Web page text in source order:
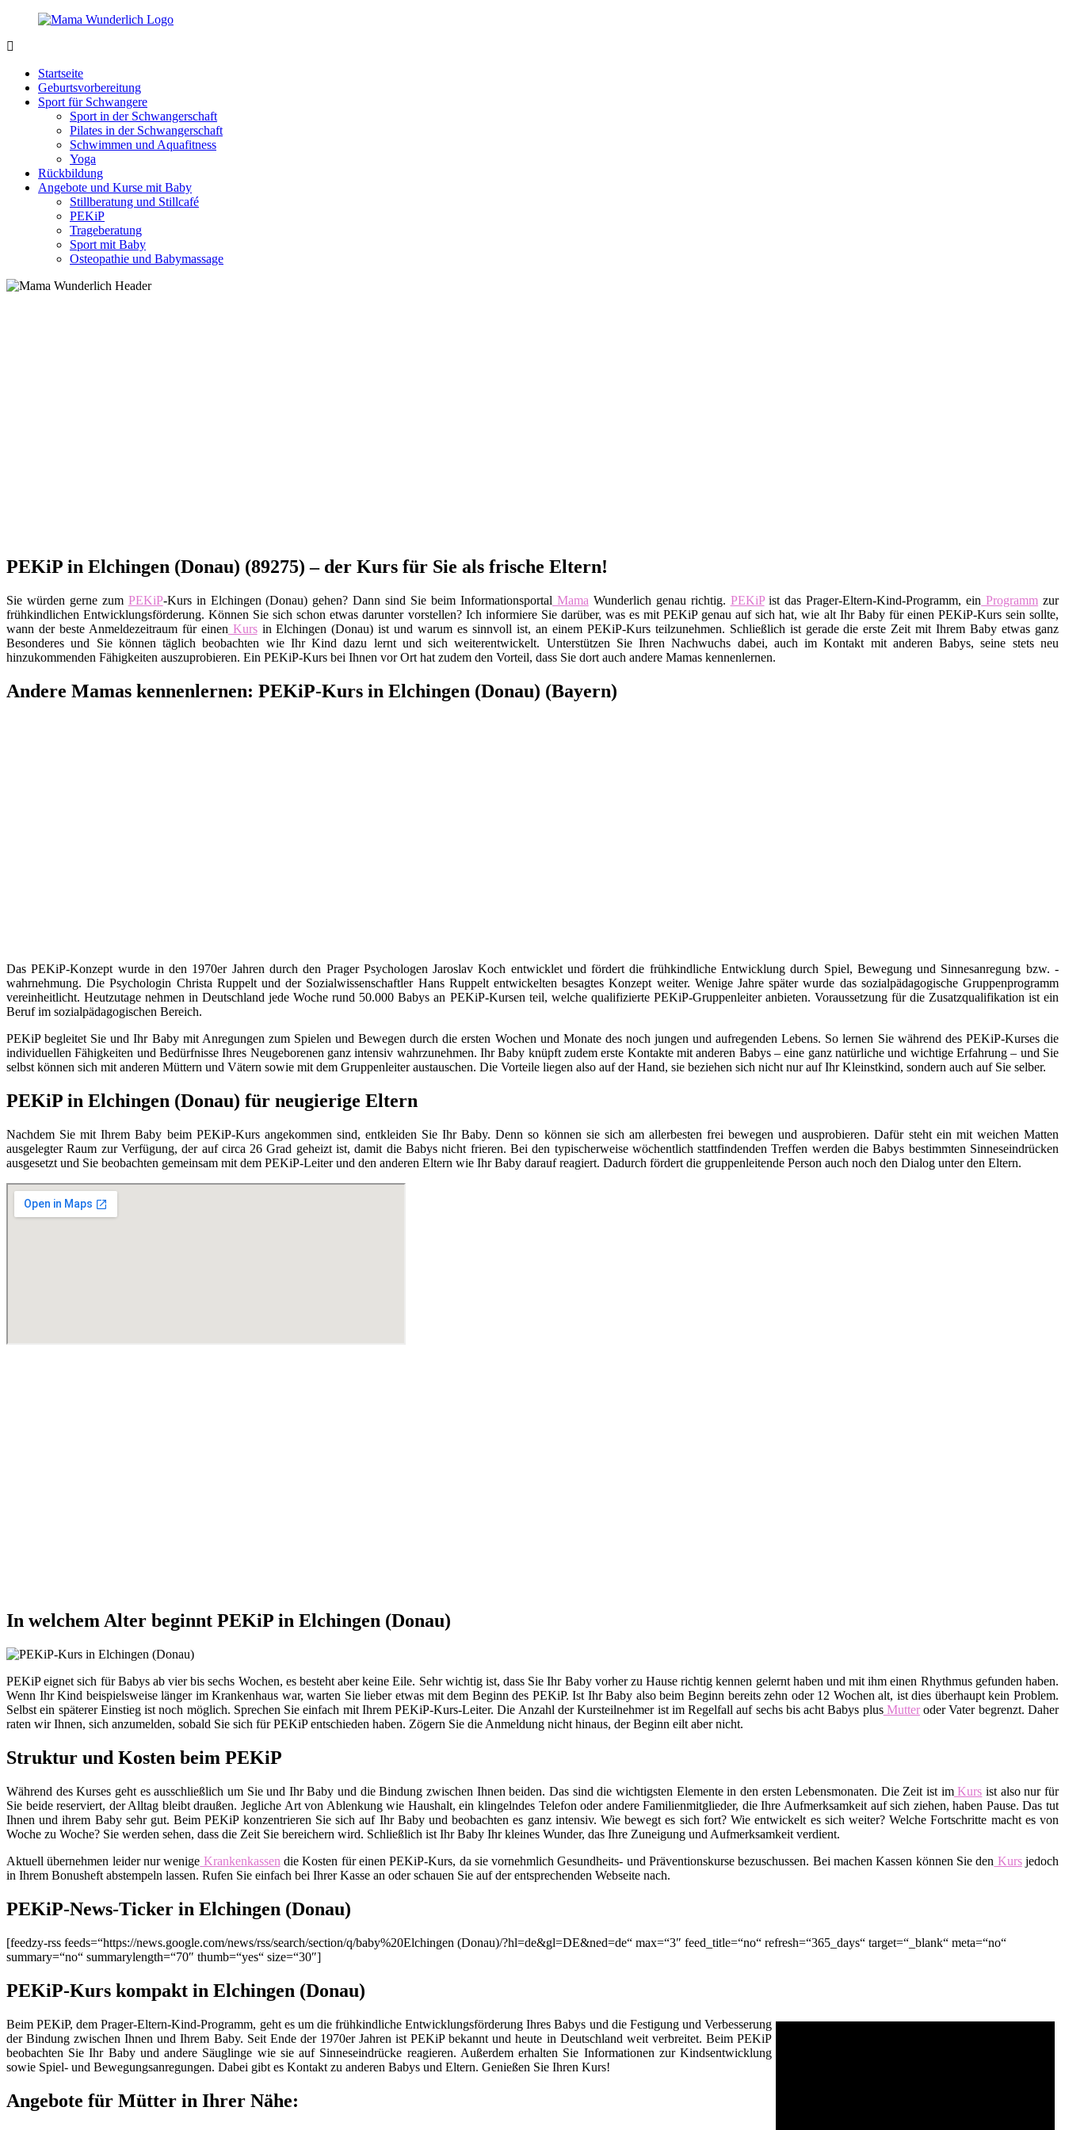
Zurück
Inhalt
sein
wunderbar!
Startseite
Geburtsvorbereitung
Sport für Schwangere
Sport in der Schwangerschaft
Pilates in der Schwangerschaft
Schwimmen und Aquafitness
Yoga
Rückbildung
Angebote und Kurse mit Baby
Stillberatung und Stillcafé
PEKiP
Trageberatung
Sport mit Baby
Osteopathie und Babymassage
PEKiP in Elchingen (Donau) (89275) – der Kurs für Sie als frische Eltern!
Sie würden gerne zum PEKiP-Kurs in Elchingen (Donau) gehen? Dann sind Sie beim Informationsportal Mama Wunderlich genau richtig. PEKiPist das Prager-Eltern-Kind-Programm, ein Programm zur
frühkindlichen Entwicklungsförderung. Können Sie sich schon etwas darunter vorstellen? Ich informiere Sie darüber, was es mit PEKiP genau auf sich hat, wie alt Ihr Baby für einen PEKiP-Kurs sein sollte,
wann der beste Anmeldezeitraum für einen Kursin Elchingen (Donau) ist und warum es sinnvoll ist, an einem PEKiP-Kurs teilzunehmen. Schließlich ist gerade die erste Zeit mit Ihrem Baby etwas ganz
Besonderes und Sie können täglich beobachten wie Ihr Kind dazu lernt und sich weiterentwickelt. Unterstützen Sie Ihren Nachwuchs dabei, auch im Kontakt mit anderen Babys, seine stets neu
hinzukommenden Fähigkeiten auszuprobieren. Ein PEKiP-Kurs bei Ihnen vor Ort hat zudem den Vorteil, dass Sie dort auch andere Mamas kennenlernen.
Andere Mamas kennenlernen: PEKiP-Kurs in Elchingen (Donau) (Bayern)
Das PEKiP-Konzept wurde in den 1970er Jahren durch den Prager Psychologen Jaroslav Koch entwicklet und fördert die frühkindliche Entwicklung durch Spiel, Bewegung und Sinnesanregung bzw. -
wahrnehmung. Die Psychologin Christa Ruppelt und der Sozialwissenschaftler Hans Ruppelt entwickelten besagtes Konzept weiter. Wenige Jahre später wurde das sozialpädagogische Gruppenprogramm
vereinheitlicht. Heutzutage nehmen in Deutschland jede Woche rund 50.000 Babys an PEKiP-Kursen teil, welche qualifizierte PEKiP-Gruppenleiter anbieten. Voraussetzung für die Zusatzqualifikation ist ein
Beruf im sozialpädagogischen Bereich.
PEKiP begleitet Sie und Ihr Baby mit Anregungen zum Spielen und Bewegen durch die ersten Wochen und Monate des noch jungen und aufregenden Lebens. So lernen Sie während des PEKiP-Kurses die
individuellen Fähigkeiten und Bedürfnisse Ihres Neugeborenen ganz intensiv wahrzunehmen. Ihr Baby knüpft zudem erste Kontakte mit anderen Babys – eine ganz natürliche und wichtige Erfahrung – und Sie
selbst können sich mit anderen Müttern und Vätern sowie mit dem Gruppenleiter austauschen. Die Vorteile liegen also auf der Hand, sie beziehen sich nicht nur auf Ihr Kleinstkind, sondern auch auf Sie selber.
PEKiP in Elchingen (Donau) für neugierige Eltern
Nachdem Sie mit Ihrem Baby beim PEKiP-Kurs angekommen sind, entkleiden Sie Ihr Baby. Denn so können sie sich am allerbesten frei bewegen und ausprobieren. Dafür steht ein mit weichen Matten
ausgelegter Raum zur Verfügung, der auf circa 26 Grad geheizt ist, damit die Babys nicht frieren. Bei den typischerweise wöchentlich stattfindenden Treffen werden die Babys bestimmten Sinneseindrücken
ausgesetzt und Sie beobachten gemeinsam mit dem PEKiP-Leiter und den anderen Eltern wie Ihr Baby darauf reagiert. Dadurch fördert die gruppenleitende Person auch noch den Dialog unter den Eltern.
In welchem Alter beginnt PEKiP in Elchingen (Donau)
PEKiP eignet sich für Babys ab vier bis sechs Wochen, es besteht aber keine Eile. Sehr wichtig ist, dass Sie Ihr Baby vorher zu Hause richtig kennen gelernt haben und mit ihm einen Rhythmus gefunden haben.
Wenn Ihr Kind beispielsweise länger im Krankenhaus war, warten Sie lieber etwas mit dem Beginn des PEKiP. Ist Ihr Baby also beim Beginn bereits zehn oder 12 Wochen alt, ist dies überhaupt kein Problem.
Selbst ein späterer Einstieg ist noch möglich. Sprechen Sie einfach mit Ihrem PEKiP-Kurs-Leiter. Die Anzahl der Kursteilnehmer ist im Regelfall auf sechs bis acht Babys plusMutteroder Vater begrenzt. Daher
raten wir Ihnen, sich anzumelden, sobald Sie sich für PEKiP entschieden haben. Zögern Sie die Anmeldung nicht hinaus, der Beginn eilt aber nicht.
Struktur und Kosten beim PEKiP
Während des Kurses geht es ausschließlich um Sie und Ihr Baby und die Bindung zwischen Ihnen beiden. Das sind die wichtigsten Elemente in den ersten Lebensmonaten. Die Zeit ist imKurs ist also nur für
Sie beide reserviert, der Alltag bleibt draußen. Jegliche Art von Ablenkung wie Haushalt, ein klingelndes Telefon oder andere Familienmitglieder, die Ihre Aufmerksamkeit auf sich ziehen, haben Pause. Das tut
Ihnen und ihrem Baby sehr gut. Beim PEKiP konzentrieren Sie sich auf Ihr Baby und beobachten es ganz intensiv. Wie bewegt es sich fort? Wie entwickelt es sich weiter? Welche Fortschritte macht es von
Woche zu Woche? Sie werden sehen, dass die Zeit Sie bereichern wird. Schließlich ist Ihr Baby Ihr kleines Wunder, das Ihre Zuneigung und Aufmerksamkeit verdient.
Aktuell übernehmen leider nur wenige Krankenkassen die Kosten für einen PEKiP-Kurs, da sie vornehmlich Gesundheits- und Präventionskurse bezuschussen. Bei machen Kassen können Sie den Kursjedoch
in Ihrem Bonusheft abstempeln lassen. Rufen Sie einfach bei Ihrer Kasse an oder schauen Sie auf der entsprechenden Webseite nach.
PEKiP-News-Ticker in Elchingen (Donau)
[feedzy-rss feeds=“https://news.google.com/news/rss/search/section/q/baby%20Elchingen (Donau)/?hl=de&gl=DE&ned=de“ max=“3″ feed_title=“no“ refresh=“365_days“ target=“_blank“ meta=“no“
summary=“no“ summarylength=“70″ thumb=“yes“ size=“30″]
PEKiP-Kurs kompakt in Elchingen (Donau)
Beim PEKiP, dem Prager-Eltern-Kind-Programm, geht es um die frühkindliche Entwicklungsförderung Ihres Babys und die Festigung und Verbesserung
der Bindung zwischen Ihnen und Ihrem Baby. Seit Ende der 1970er Jahren ist PEKiP bekannt und heute in Deutschland weit verbreitet. Beim PEKiP
beobachten Sie Ihr Baby und andere Säuglinge wie sie auf Sinneseindrücke reagieren. Außerdem erhalten Sie Informationen zur Kindsentwicklung
sowie Spiel- und Bewegungsanregungen. Dabei gibt es Kontakt zu anderen Babys und Eltern. Genießen Sie Ihren Kurs!
Angebote für Mütter in Ihrer Nähe: